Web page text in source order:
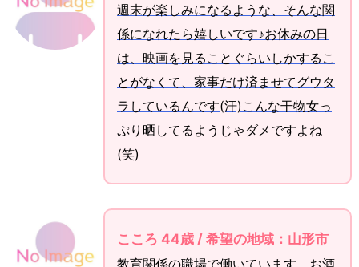
週末が楽しみになるような、そんな関
係になれたら嬉しいです♪お休みの日
は、映画を見ることぐらいしかするこ
とがなくて、家事だけ済ませてグウタ
ラしているんです(汗)こんな干物女っ
ぷり晒してるようじゃダメですよね
(笑)
こころ 44歳 / 希望の地域：山形市